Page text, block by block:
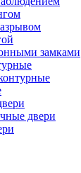
замками
двери